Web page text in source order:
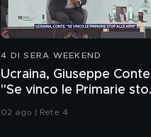
4 DI SERA WEEKEND
Ucraina, Giuseppe
"Se vinco le Primarie
alle armi"
02 ago | Rete 4